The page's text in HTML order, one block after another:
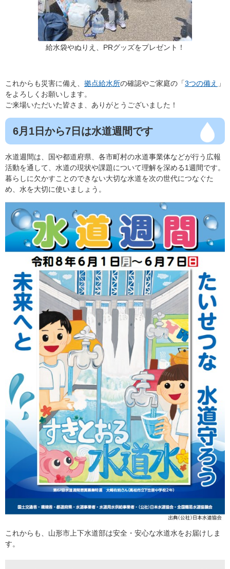
給水袋やぬりえ、PRグッズをプレゼント！
これからも災害に備え、 拠点給水所の確認やご家庭の「3つの備え 」
をよろしくお願いします。
ご来場いただいた皆さま、ありがとうございました！
6月1日から7日は水道週間です
水道週間は、国や都道府県、各市町村の水道事業体などが行う広報
活動を通して、水道の現状や課題について理解を深める1週間です。
暮らしに欠かすことのできない大切な水道を次の世代につなぐた
め、水を大切に使いましょう。
これからも、山形市上下水道部は安全・安心な水道水をお届けしま
す。